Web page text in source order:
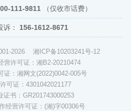
111-9811 （仅收市话费）
诉： 156-1612-8671
2026 湘ICP备10203241号-12
营许可证：湘B2-20210474
证：湘网文(2022)0042-005号
可证：4301042021177
证书：GR201743000253
经营许可证：(湘)字00306号